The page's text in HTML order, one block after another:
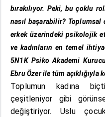
bırakılıyor. Peki, bu çoklu
nasıl başarabilir?
erkek üzerindeki psikolojik
ve kadınların en temel
5N1K Psiko Akademi
Ebru Özer ile tüm açıklığıyla
Toplumun kadına
çeşitleniyor gibi
değiştiriyor. Uslu